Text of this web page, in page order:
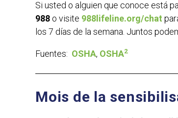
Si usted o alguien que conoce está
988 o visite 988lifeline.org/chat
los 7 días de la semana. Juntos
Fuentes: OSHA, OSHA2
Mois de la